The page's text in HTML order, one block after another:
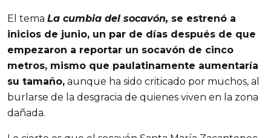
El tema La cumbia del socavón, se estrenó a
inicios de junio, un par de días después de que
empezaron a reportar un socavón de cinco
metros, mismo que paulatinamente aumentaría
su tamaño, aunque ha sido criticado por muchos, al
burlarse de la desgracia de quienes viven en la zona
dañada.